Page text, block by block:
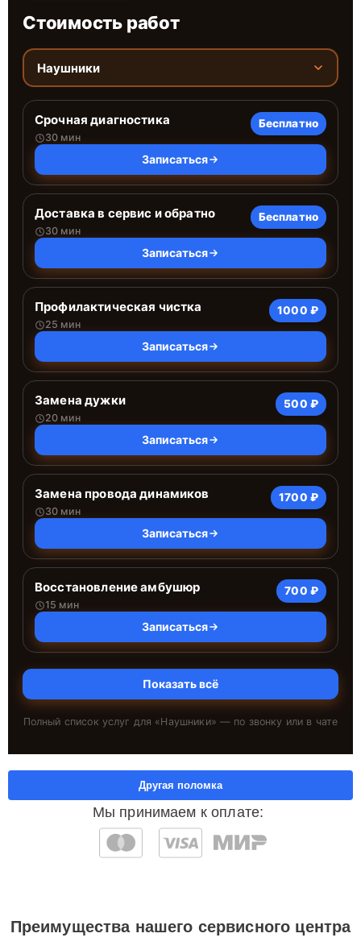
Стоимость работ
Наушники
Срочная диагностика
30 мин
Бесплатно
Записаться
Доставка в сервис и обратно
30 мин
Бесплатно
Записаться
Профилактическая чистка
25 мин
1000 ₽
Записаться
Замена дужки
20 мин
500 ₽
Записаться
Замена провода динамиков
30 мин
1700 ₽
Записаться
Восстановление амбушюр
15 мин
700 ₽
Записаться
Показать всё
Полный список услуг для «Наушники» — по звонку или в чате
Мы принимаем к оплате:
Другая поломка
Преимущества нашего сервисного центра